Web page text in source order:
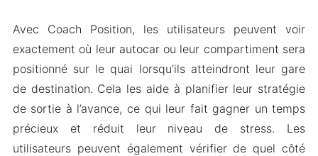
Avec Coach Position, les utilisateurs peuvent voir
exactement où leur autocar ou leur compartiment sera
positionné sur le quai lorsqu’ils atteindront leur gare
de destination. Cela les aide à planifier leur stratégie
de sortie à l’avance, ce qui leur fait gagner un temps
précieux et réduit leur niveau de stress. Les
utilisateurs peuvent également vérifier de quel côté